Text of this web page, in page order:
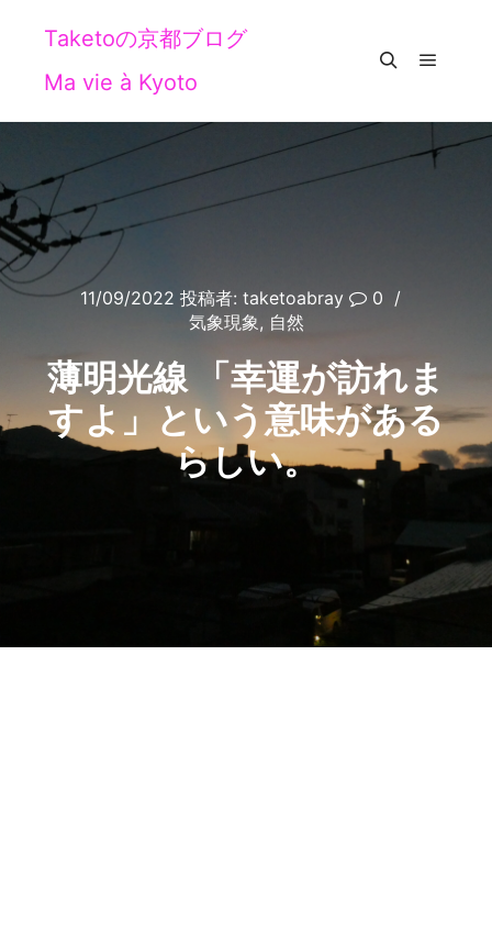
Taketoの京都ブログ
Ma vie à Kyoto
11/09/2022 投稿者: taketoabray
0
気象現象, 自然
薄明光線 「幸運が訪れま
すよ」という意味がある
らしい。